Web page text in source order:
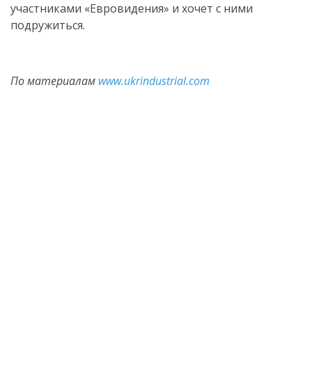
участниками «Евровидения» и хочет с ними
подружиться.
По материалам www.ukrindustrial.com